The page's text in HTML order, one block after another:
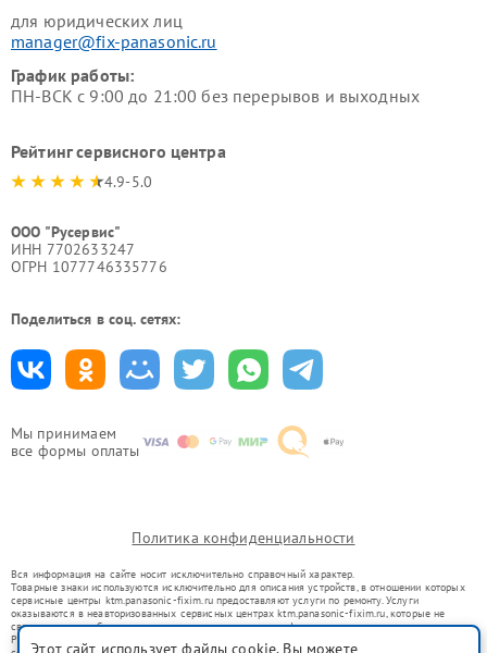
Мы принимаем
все формы оплаты
для юридических лиц
manager@fix-panasonic.ru
График работы:
ПН-ВСК с 9:00 до 21:00 без перерывов и выходных
Рейтинг сервисного центра
4.9-5.0
ООО "Русервис"
ИНН 7702633247
ОГРН 1077746335776
Поделиться в соц. сетях:
Политика конфиденциальности
Вся информация на сайте носит исключительно справочный характер.
Товарные знаки используются исключительно для описания устройств, в отношении которых
сервисные центры ktm.panasonic-fixim.ru предоставляют услуги по ремонту. Услуги
оказываются в неавторизованных сервисных центрах ktm.panasonic-fixim.ru, которые не
связаны с правообладателями товарных знаков или их официальными представителями.
Ремонт осуществляется для устройств, уже введенных в гражданский оборот в соответствии
Этот сайт использует файлы cookie. Вы можете